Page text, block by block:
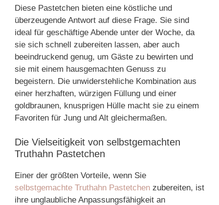
Diese Pastetchen bieten eine köstliche und
überzeugende Antwort auf diese Frage. Sie sind
ideal für geschäftige Abende unter der Woche, da
sie sich schnell zubereiten lassen, aber auch
beeindruckend genug, um Gäste zu bewirten und
sie mit einem hausgemachten Genuss zu
begeistern. Die unwiderstehliche Kombination aus
einer herzhaften, würzigen Füllung und einer
goldbraunen, knusprigen Hülle macht sie zu einem
Favoriten für Jung und Alt gleichermaßen.
Die Vielseitigkeit von selbstgemachten
Truthahn Pastetchen
Einer der größten Vorteile, wenn Sie
selbstgemachte Truthahn Pastetchen zubereiten, ist
ihre unglaubliche Anpassungsfähigkeit an